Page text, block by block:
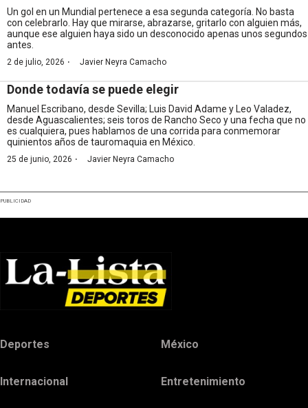
Un gol en un Mundial pertenece a esa segunda categoría. No basta
con celebrarlo. Hay que mirarse, abrazarse, gritarlo con alguien más,
aunque ese alguien haya sido un desconocido apenas unos segundos
antes.
2 de julio, 2026 · Javier Neyra Camacho
Donde todavía se puede elegir
Manuel Escribano, desde Sevilla; Luis David Adame y Leo Valadez,
desde Aguascalientes; seis toros de Rancho Seco y una fecha que no
es cualquiera, pues hablamos de una corrida para conmemorar
quinientos años de tauromaquia en México.
25 de junio, 2026 · Javier Neyra Camacho
PUBLICIDAD
Deportes México
Internacional Entretenimiento